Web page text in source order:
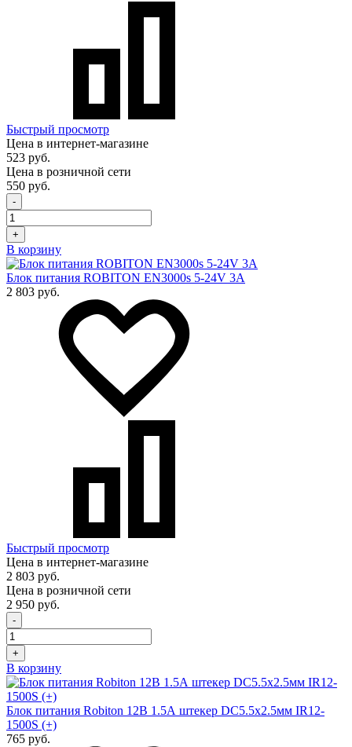
Быстрый просмотр
Цена в интернет-магазине
523 руб.
Цена в розничной сети
550 руб.
-
+
В корзину
Блок питания ROBITON EN3000s 5-24V 3A
2 803 руб.
Быстрый просмотр
Цена в интернет-магазине
2 803 руб.
Цена в розничной сети
2 950 руб.
-
+
В корзину
Блок питания Robiton 12В 1.5А штекер DC5.5x2.5мм IR12-
1500S (+)
765 руб.